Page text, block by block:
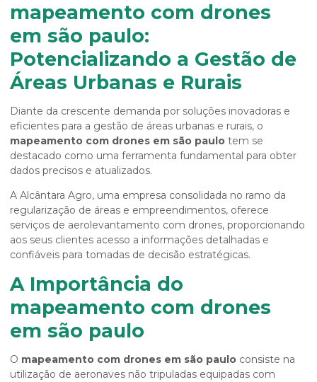
mapeamento com drones
em são paulo:
Potencializando a Gestão de
Áreas Urbanas e Rurais
Diante da crescente demanda por soluções inovadoras e
eficientes para a gestão de áreas urbanas e rurais, o
mapeamento com drones em são paulo tem se
destacado como uma ferramenta fundamental para obter
dados precisos e atualizados.
A Alcântara Agro, uma empresa consolidada no ramo da
regularização de áreas e empreendimentos, oferece
serviços de aerolevantamento com drones, proporcionando
aos seus clientes acesso a informações detalhadas e
confiáveis para tomadas de decisão estratégicas.
A Importância do
mapeamento com drones
em são paulo
O mapeamento com drones em são paulo consiste na
utilização de aeronaves não tripuladas equipadas com